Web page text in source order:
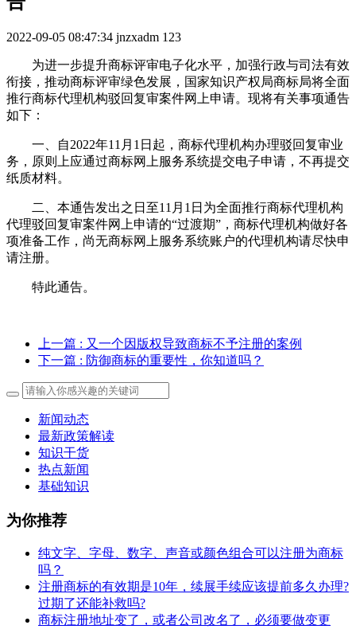
2022-09-05 08:47:34 jnzxadm 123
为进一步提升商标评审电子化水平，加强行政与司法有效
衔接，推动商标评审绿色发展，国家知识产权局商标局将全面
推行商标代理机构驳回复审案件网上申请。现将有关事项通告
如下：
一、自2022年11月1日起，商标代理机构办理驳回复审业
务，原则上应通过商标网上服务系统提交电子申请，不再提交
纸质材料。
二、本通告发出之日至11月1日为全面推行商标代理机构
代理驳回复审案件网上申请的“过渡期”，商标代理机构做好各
项准备工作，尚无商标网上服务系统账户的代理机构请尽快申
请注册。
特此通告。
上一篇 : 又一个因版权导致商标不予注册的案例
下一篇 : 防御商标的重要性，你知道吗？
新闻动态
最新政策解读
知识干货
热点新闻
基础知识
为你推荐
纯文字、字母、数字、声音或颜色组合可以注册为商标
吗？
注册商标的有效期是10年，续展手续应该提前多久办理?
过期了还能补救吗?
商标注册地址变了，或者公司改名了，必须要做变更